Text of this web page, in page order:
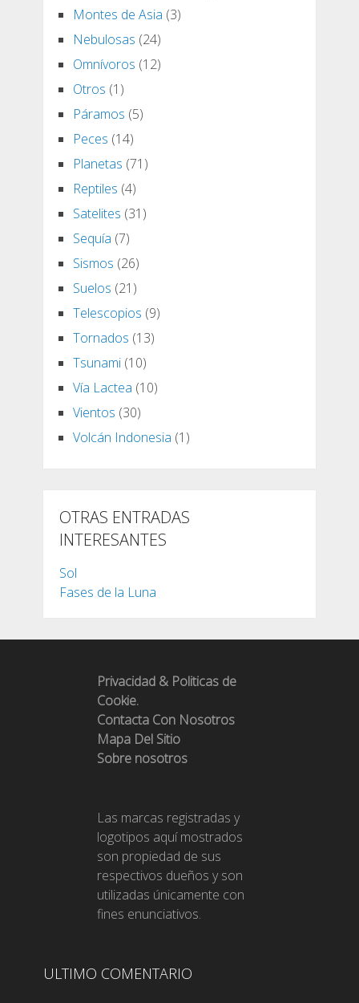
Montes de Asia (3)
Nebulosas (24)
Omnívoros (12)
Otros (1)
Páramos (5)
Peces (14)
Planetas (71)
Reptiles (4)
Satelites (31)
Sequía (7)
Sismos (26)
Suelos (21)
Telescopios (9)
Tornados (13)
Tsunami(10)
Vía Lactea (10)
Vientos (30)
Volcán Indonesia (1)
OTRAS ENTRADAS
INTERESANTES
Sol
Fases de la Luna
Privacidad & Politicas de
Cookie.
Contacta Con Nosotros
Mapa Del Sitio
Sobre nosotros
Las marcas registradas y
logotipos aquí mostrados
son propiedad de sus
respectivos dueños y son
utilizadas únicamente con
fines enunciativos.
ULTIMO COMENTARIO